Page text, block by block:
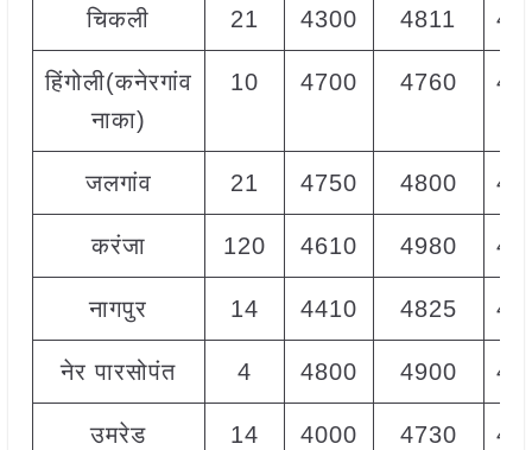
चिकली 21 4300 4811
हिंगोली(कनेरगांव
नाका)
10 4700 4760
जलगांव 21 4750 4800
करंजा 120 4610 4980
नागपुर 14 4410 4825
नेर पारसोपंत 4 4800 4900
उमरेड 14 4000 4730